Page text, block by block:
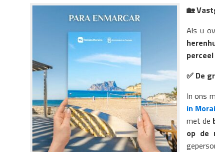
🏡
Als u
✅ De
In ons
in
met de
op de